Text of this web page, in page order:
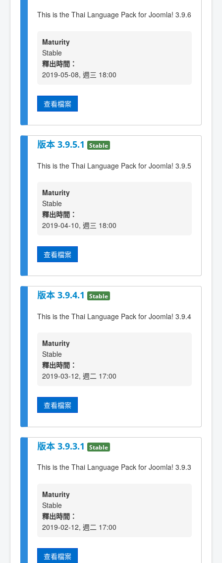
This is the Thai Language Pack for Joomla! 3.9.6
Maturity
Stable
釋出時間：
2019-05-08, 週三 18:00
查看檔案
版本 3.9.5.1 Stable
This is the Thai Language Pack for Joomla! 3.9.5
Maturity
Stable
釋出時間：
2019-04-10, 週三 18:00
查看檔案
版本 3.9.4.1 Stable
This is the Thai Language Pack for Joomla! 3.9.4
Maturity
Stable
釋出時間：
2019-03-12, 週二 17:00
查看檔案
版本 3.9.3.1 Stable
This is the Thai Language Pack for Joomla! 3.9.3
Maturity
Stable
釋出時間：
2019-02-12, 週二 17:00
查看檔案